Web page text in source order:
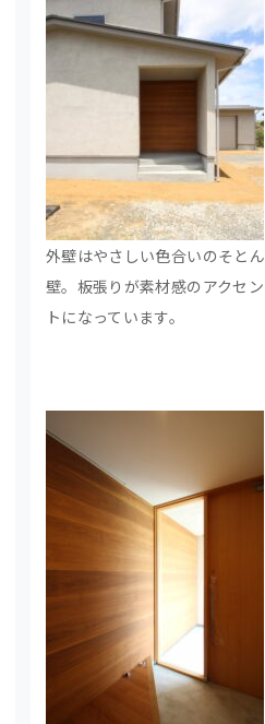
外壁はやさしい色合いのそとん
壁。板張りが素材感のアクセン
トになっています。